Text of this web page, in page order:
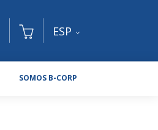
ESP
SOMOS B-CORP